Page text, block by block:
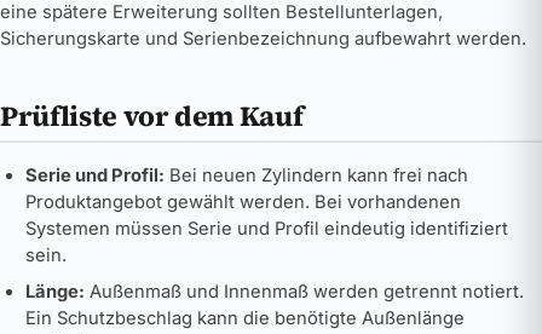
eine spätere Erweiterung sollten Bestellunterlagen,
Sicherungskarte und Serienbezeichnung aufbewahrt werden.
Prüfliste vor dem Kauf
Serie und Profil: Bei neuen Zylindern kann frei nach
Produktangebot gewählt werden. Bei vorhandenen
Systemen müssen Serie und Profil eindeutig identifiziert
sein.
Länge: Außenmaß und Innenmaß werden getrennt notiert.
Ein Schutzbeschlag kann die benötigte Außenlänge